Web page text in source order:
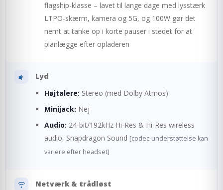
flagship-klasse – lavet til lange dage med lysstærk
LTPO-skærm, kamera og 5G, og 100W gør det
nemt at tanke op i korte pauser i stedet for at
planlægge efter opladeren
Lyd
Højtalere: Stereo (med Dolby Atmos)
Minijack: Nej
Audio: 24-bit/192kHz Hi-Res & Hi-Res wireless
audio, Snapdragon Sound [codec-understøttelse kan
variere efter headset]
Netværk & trådløst